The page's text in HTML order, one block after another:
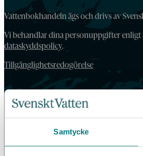
Samtycke
Vattenbokhandeln ägs och drivs av
Vi behandlar dina personuppgifter enligt
dataskyddspolicy.
Tillgänglighetsredogörelse